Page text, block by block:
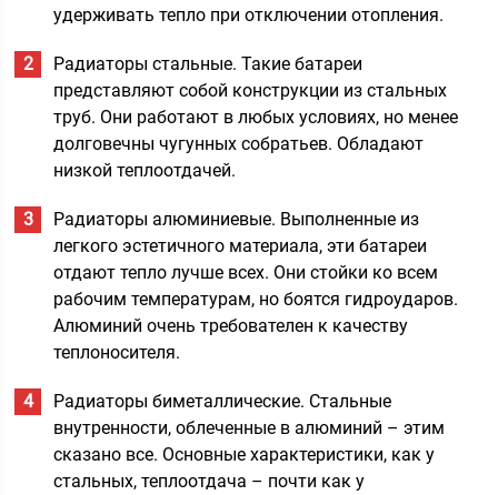
удерживать тепло при отключении отопления.
Радиаторы стальные. Такие батареи
представляют собой конструкции из стальных
труб. Они работают в любых условиях, но менее
долговечны чугунных собратьев. Обладают
низкой теплоотдачей.
Радиаторы алюминиевые. Выполненные из
легкого эстетичного материала, эти батареи
отдают тепло лучше всех. Они стойки ко всем
рабочим температурам, но боятся гидроударов.
Алюминий очень требователен к качеству
теплоносителя.
Радиаторы биметаллические. Стальные
внутренности, облеченные в алюминий – этим
сказано все. Основные характеристики, как у
стальных, теплоотдача – почти как у